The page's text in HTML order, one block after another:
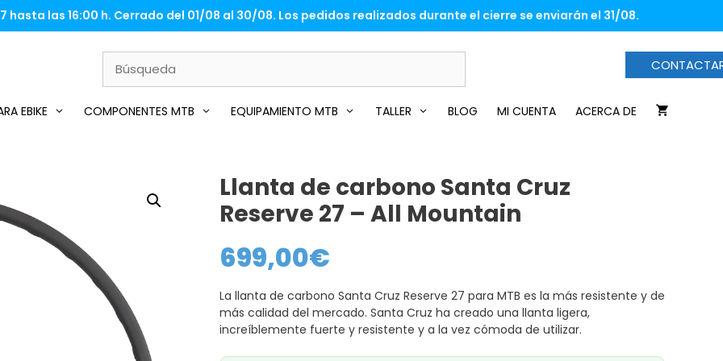
las 16:00 h. Cerrado del 01/08 al 30/08. Los pedidos realizados durante el cierre se enviarán el 31/08.
EBIKE COMPONENTES MTB EQUIPAMIENTO MTB TALLER BLOG MI CUENTA ACERCA DE
Llanta de carbono Santa Cruz
Reserve 27 – All Mountain
699,00€
La llanta de carbono Santa Cruz Reserve 27 para MTB es la más resistente y de
más calidad del mercado. Santa Cruz ha creado una llanta ligera,
increíblemente fuerte y resistente y a la vez cómoda de utilizar.